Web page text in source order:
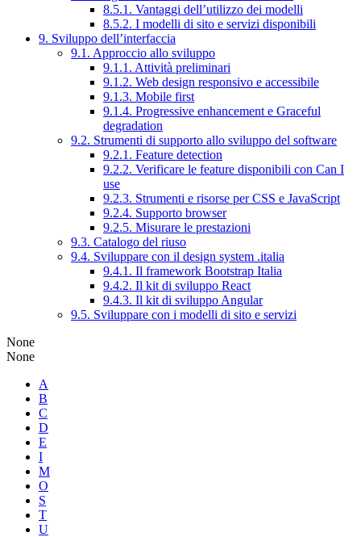
8.5.1. Vantaggi dell’utilizzo dei modelli
8.5.2. I modelli di sito e servizi disponibili
9. Sviluppo dell’interfaccia
9.1. Approccio allo sviluppo
9.1.1. Attività preliminari
9.1.2. Web design responsivo e accessibile
9.1.3. Mobile first
9.1.4. Progressive enhancement e Graceful
degradation
9.2. Strumenti di supporto allo sviluppo del software
9.2.1. Feature detection
9.2.2. Verificare le feature disponibili con Can I
use
9.2.3. Strumenti e risorse per CSS e JavaScript
9.2.4. Supporto browser
9.2.5. Misurare le prestazioni
9.3. Catalogo del riuso
9.4. Sviluppare con il design system .italia
9.4.1. Il framework Bootstrap Italia
9.4.2. Il kit di sviluppo React
9.4.3. Il kit di sviluppo Angular
9.5. Sviluppare con i modelli di sito e servizi
None
None
A
B
C
D
E
I
M
O
S
T
U